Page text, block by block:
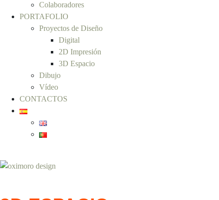
Colaboradores
PORTAFOLIO
Proyectos de Diseño
Digital
2D Impresión
3D Espacio
Dibujo
Vídeo
CONTACTOS